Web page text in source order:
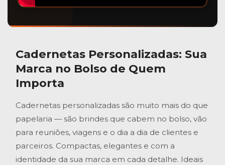
Cadernetas Personalizadas: Sua
Marca no Bolso de Quem
Importa
Cadernetas personalizadas são muito mais do que
papelaria — são brindes que cabem no bolso, vão
para reuniões, viagens e o dia a dia de clientes e
parceiros. Compactas, elegantes e com a
identidade da sua marca em cada detalhe. Ideais